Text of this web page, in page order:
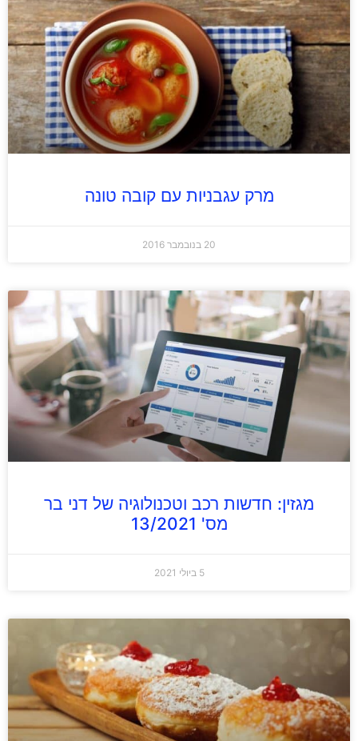
מרק עגבניות עם קובה טונה
20 בנובמבר 2016
מגזין: חדשות רכב וטכנולוגיה של דני בר
מס' 13/2021
5 ביולי 2021